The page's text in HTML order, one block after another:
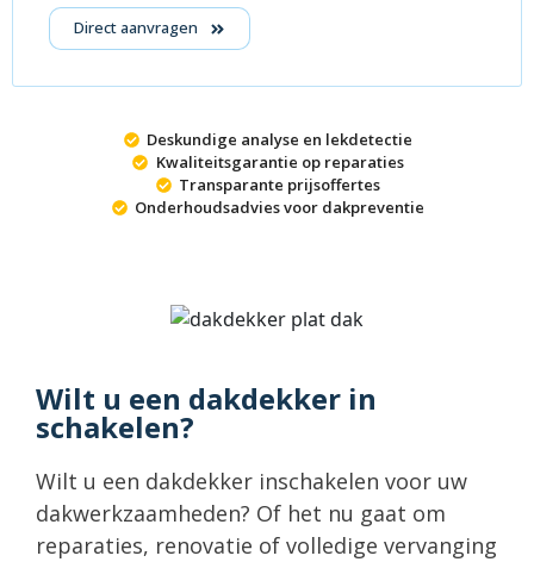
Direct aanvragen
Deskundige analyse en lekdetectie
Kwaliteitsgarantie op reparaties
Transparante prijsoffertes
Onderhoudsadvies voor dakpreventie
Wilt u een dakdekker in
schakelen?
Wilt u een dakdekker inschakelen voor uw
dakwerkzaamheden? Of het nu gaat om
reparaties, renovatie of volledige vervanging